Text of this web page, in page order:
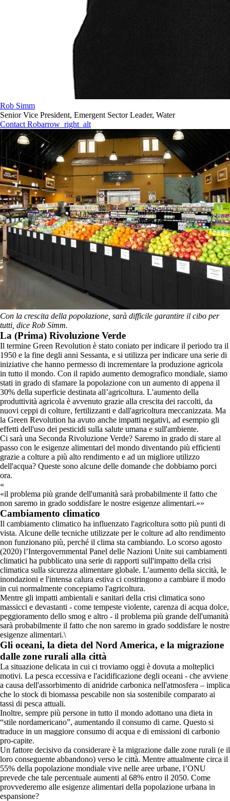
Rob Simm
Senior Vice President, Emergent Sector Leader, Water
Contact Robarrow_right_alt
Con la crescita della popolazione, sarà difficile garantire il cibo per
tutti, dice Rob Simm.
La (Prima) Rivoluzione Verde
Il termine Green Revolution è stato coniato per indicare il periodo tra il
1950 e la fine degli anni Sessanta, e si utilizza per indicare una serie di
iniziative che hanno permesso di incrementare la produzione agricola
in tutto il mondo. Con il rapido aumento demografico mondiale, siamo
stati in grado di sfamare la popolazione con un aumento di appena il
30% della superficie destinata all’agricoltura. L'aumento della
produttività agricola è avvenuto grazie alla crescita dei raccolti, da
nuovi ceppi di colture, fertilizzanti e dall'agricoltura meccanizzata. Ma
la Green Revolution ha avuto anche impatti negativi, ad esempio gli
effetti dell'uso dei pesticidi sulla salute umana e sull'ambiente.
Ci sarà una Seconda Rivoluzione Verde? Saremo in grado di stare al
passo con le esigenze alimentari del mondo diventando più efficienti
grazie a colture a più alto rendimento e ad un migliore utilizzo
dell'acqua? Queste sono alcune delle domande che dobbiamo porci
ora.
«
il problema più grande dell'umanità sarà probabilmente il fatto che
non saremo in grado soddisfare le nostre esigenze alimentari. »
Cambiamento climatico
Il cambiamento climatico ha influenzato l'agricoltura sotto più punti di
vista. Alcune delle tecniche utilizzate per le colture ad alto rendimento
non funzionano più, perché il clima sta cambiando. Lo scorso agosto
(2020) l’Intergovernmental Panel delle Nazioni Unite sui cambiamenti
climatici ha pubblicato una serie di rapporti sull'impatto della crisi
climatica sulla sicurezza alimentare globale. L'aumento della siccità, le
inondazioni e l'intensa calura estiva ci costringono a cambiare il modo
in cui normalmente concepiamo l'agricoltura.
Mentre gli impatti ambientali e sanitari della crisi climatica sono
massicci e devastanti - come tempeste violente, carenza di acqua dolce,
peggioramento dello smog e altro - il problema più grande dell'umanità
sarà probabilmente il fatto che non saremo in grado soddisfare le nostre
esigenze alimentari.\
Gli oceani, la dieta del Nord America, e la migrazione
dalle zone rurali alla città
La situazione delicata in cui ci troviamo oggi è dovuta a molteplici
motivi. La pesca eccessiva e l'acidificazione degli oceani - che avviene
a causa dell'assorbimento di anidride carbonica nell'atmosfera – implica
che lo stock di biomassa pescabile non sia sostenibile comparato ai
tassi di pesca attuali.
Inoltre, sempre più persone in tutto il mondo adottano una dieta in
“stile nordamericano”, aumentando il consumo di carne. Questo si
traduce in un maggiore consumo di acqua e di emissioni di carbonio
pro-capite.
Un fattore decisivo da considerare è la migrazione dalle zone rurali (e il
loro conseguente abbandono) verso le città. Mentre attualmente circa il
55% della popolazione mondiale vive nelle aree urbane, l’ONU
prevede che tale percentuale aumenti al 68% entro il 2050. Come
provvederemo alle esigenze alimentari della popolazione urbana in
espansione?